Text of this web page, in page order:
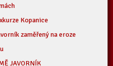
Kopanice
zaměřený na eroze
JAVORNÍK